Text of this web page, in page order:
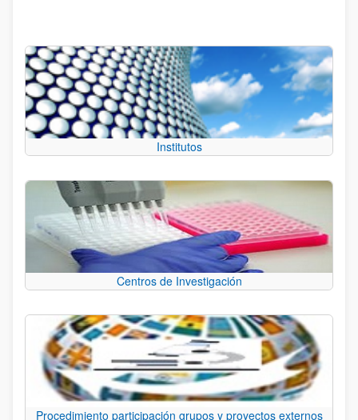
Institutos
Centros de Investigación
Procedimiento participación grupos y proyectos externos